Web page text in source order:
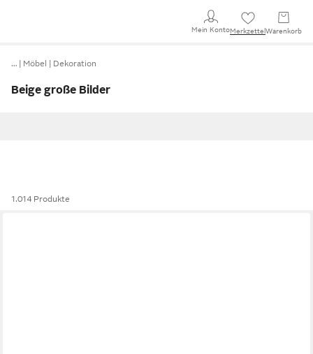
Mein KontoMerkzettel Warenkorb
… Möbel Dekoration
Beige große Bilder
1.014 Produkte